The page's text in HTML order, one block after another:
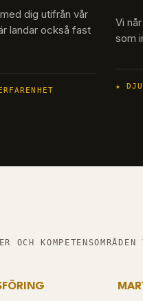
dig utifrån vår
landar också fast
Vi
som
★
OCH